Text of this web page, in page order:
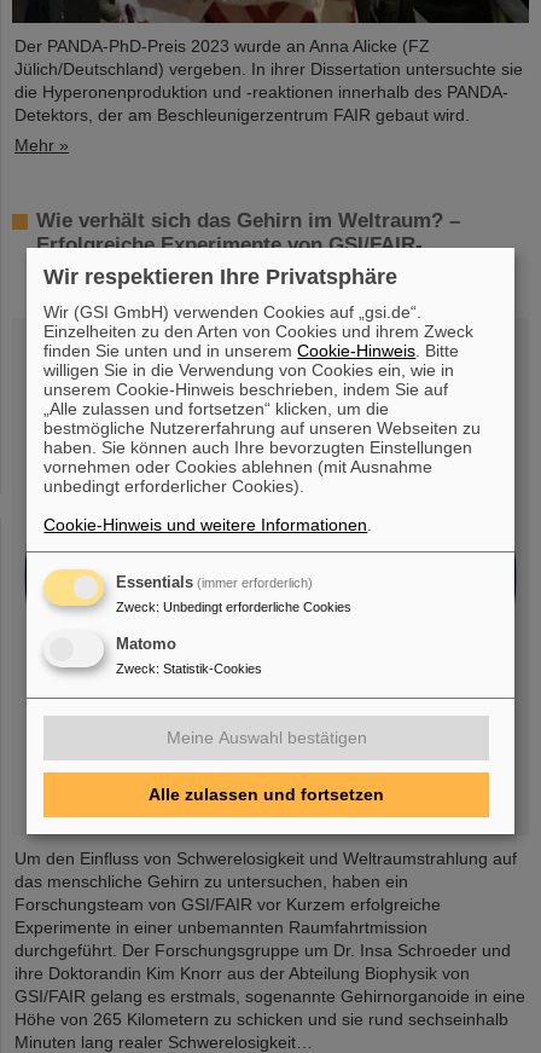
Der PANDA-PhD-Preis 2023 wurde an Anna Alicke (FZ
Jülich/Deutschland) vergeben. In ihrer Dissertation untersuchte sie
die Hyperonenproduktion und -reaktionen innerhalb des PANDA-
Detektors, der am Beschleunigerzentrum FAIR gebaut wird.
Mehr »
Wie verhält sich das Gehirn im Weltraum? –
Erfolgreiche Experimente von GSI/FAIR-
Wissenschaftler*innen auf unbemanntem DLR-
Forschungsraketenflug MAPHEUS-14
Um den Einfluss von Schwerelosigkeit und Weltraumstrahlung auf
das menschliche Gehirn zu untersuchen, haben ein
Forschungsteam von GSI/FAIR vor Kurzem erfolgreiche
Experimente in einer unbemannten Raumfahrtmission
durchgeführt. Der Forschungsgruppe um Dr. Insa Schroeder und
ihre Doktorandin Kim Knorr aus der Abteilung Biophysik von
GSI/FAIR gelang es erstmals, sogenannte Gehirnorganoide in eine
Höhe von 265 Kilometern zu schicken und sie rund sechseinhalb
Minuten lang realer Schwerelosigkeit…
Wir respektieren Ihre Privatsphäre
Wir (GSI GmbH) verwenden Cookies auf „gsi.de“.
Einzelheiten zu den Arten von Cookies und ihrem Zweck
finden Sie unten und in unseremCookie-Hinweis . Bitte
willigen Sie in die Verwendung von Cookies ein, wie in
unserem Cookie-Hinweis beschrieben, indem Sie auf
„Alle zulassen und fortsetzen“ klicken, um die
bestmögliche Nutzererfahrung auf unseren Webseiten zu
haben. Sie können auch Ihre bevorzugten Einstellungen
vornehmen oder Cookies ablehnen (mit Ausnahme
unbedingt erforderlicher Cookies).
Cookie-Hinweis und weitere Informationen
Essentials (immer erforderlich)
Zweck: Unbedingt erforderliche Cookies
Matomo
Zweck: Statistik-Cookies
Meine Auswahl bestätigen
Alle zulassen und fortsetzen